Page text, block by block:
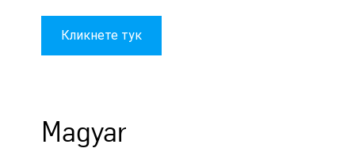
Кликнете тук
Magyar